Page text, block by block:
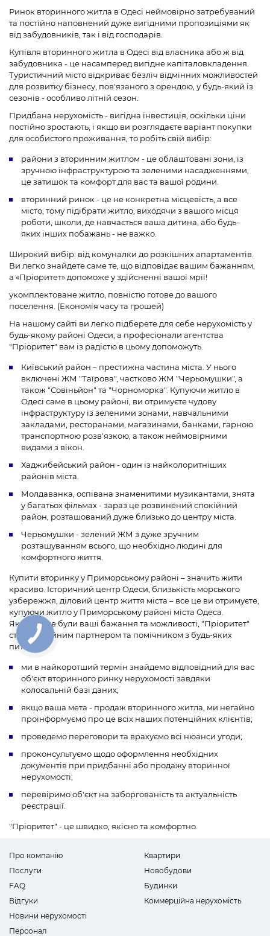
Ринок вторинного житла в Одесі неймовірно затребуваний
та постійно наповнений дуже вигідними пропозиціями як
від забудовників, так і від господарів.
Купівля вторинного житла в Одесі від власника або ж від
забудовника - це насамперед вигідне капіталовкладення.
Туристичний місто відкриває безліч відмінних можливостей
для розвитку бізнесу, пов'язаного з орендою, у будь-який із
сезонів - особливо літній сезон.
Придбана нерухомість - вигідна інвестиція, оскільки ціни
постійно зростають, і якщо ви розглядаєте варіант покупки
для особистого проживання, то робіть свій вибір:
райони з вторинним житлом - це облаштовані зони, із
зручною інфраструктурою та зеленими насадженнями,
це затишок та комфорт для вас та вашої родини.
вторинний ринок - це не конкретна місцевість, а все
місто, тому підібрати житло, виходячи з вашого місця
роботи, школи, де навчається ваша дитина, або будь-
яких інших побажань - не важко.
Широкий вибір: від комуналки до розкішних апартаментів.
Ви легко знайдете саме те, що відповідає вашим бажанням,
а «Пріоритет» допоможе у здійсненні вашої мрії!
укомплектоване житло, повністю готове до вашого
поселення. (Економія часу та грошей)
На нашому сайті ви легко підберете для себе нерухомість у
будь-якому районі Одеси, а професіонали агентства
"Пріоритет" вам із радістю в цьому допоможуть.
Київський район – престижна частина міста. У нього
включені ЖМ "Таїрова", частково ЖМ "Черьомушки", а
також "Совіньйон" та "Чорноморка". Купуючи житло в
Одесі саме в цьому районі, ви отримуєте чудову
інфраструктуру із зеленими зонами, навчальними
закладами, ресторанами, магазинами, банками, гарною
транспортною розв'язкою, а також неймовірними
видами з вікон.
Хаджибейський район - один із найколоритніших
районів міста.
Молдаванка, оспівана знаменитими музикантами, знята
у багатьох фільмах - зараз це розвинений спокійний
район, розташований дуже близько до центру міста.
Черьомушки - зелений ЖМ з дуже зручним
розташуванням всього, що необхідно людині для
комфортного життя.
Купити вторинку у Приморському районі – значить жити
красиво. Історичний центр Одеси, близькість морського
узбережжя, діловий центр життя міста – все це ви отримуєте,
купуючи житло у Приморському районі міста Одеса.
Якими б не були ваші бажання та можливості, "Пріоритет"
стане надійним партнером та помічником з будь-яких
питань:
ми в найкоротший термін знайдемо відповідний для вас
об'єкт вторинного ринку нерухомості завдяки
колосальній базі даних;
якщо ваша мета - продаж вторинного житла, ми негайно
проінформуємо про це всіх наших потенційних клієнтів;
проведемо переговори та врахуємо всі нюанси угоди;
проконсультуємо щодо оформлення необхідних
документів при придбанні або продажу вторинної
нерухомості;
перевіримо об'єкт на заборгованість та актуальність
реєстрації.
"Пріоритет" - це швидко, якісно та комфортно.
Про компанію
Послуги
FAQ
Відгуки
Новини нерухомості
Персонал
Квартири
Новобудови
Будинки
Коммерційна нерухомість